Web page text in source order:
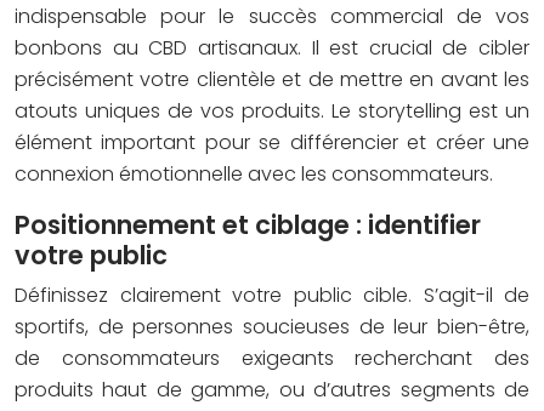
indispensable pour le succès commercial de vos
bonbons au CBD artisanaux. Il est crucial de cibler
précisément votre clientèle et de mettre en avant les
atouts uniques de vos produits. Le storytelling est un
élément important pour se différencier et créer une
connexion émotionnelle avec les consommateurs.
Positionnement et ciblage : identifier
votre public
Définissez clairement votre public cible. S’agit-il de
sportifs, de personnes soucieuses de leur bien-être,
de consommateurs exigeants recherchant des
produits haut de gamme, ou d’autres segments de